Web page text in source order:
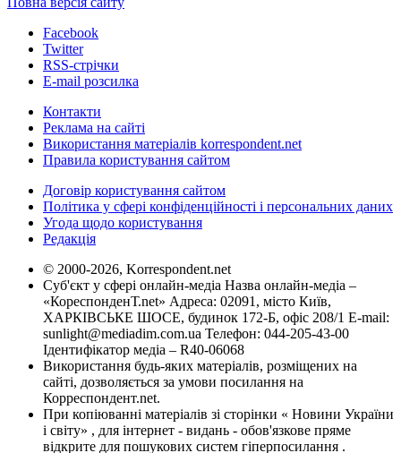
Facebook
Twitter
RSS-стрічки
E-mail розсилка
Контакти
Реклама на сайті
Використання матеріалів korrespondent.net
Правила користування сайтом
Договір користування сайтом
Політика у сфері конфіденційності і персональних даних
Угода щодо користування
Редакція
© 2000-2026, Korrespondent.net
Суб'єкт у сфері онлайн-медіа Назва онлайн-медіа –
«КореспонденТ.net» Адреса: 02091, місто Київ,
ХАРКІВСЬКЕ ШОСЕ, будинок 172-Б, офіс 208/1 E-mail:
sunlight@mediadim.com.ua Телефон: 044-205-43-00
Ідентифікатор медіа – R40-06068
Використання будь-яких матеріалів, розміщених на
сайті, дозволяється за умови посилання на
Корреспондент.net.
При копіюванні матеріалів зі сторінки « Новини України
і світу» , для інтернет - видань - обов'язкове пряме
відкрите для пошукових систем гіперпосилання .